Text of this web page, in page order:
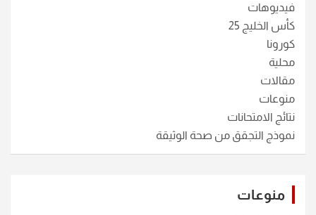
فيديوهات
كأس الخليج 25
كورونا
محلية
مقالات
منوعات
نتائج الامتحانات
نموذج التجقق من صحة الوثيقة
منوعات